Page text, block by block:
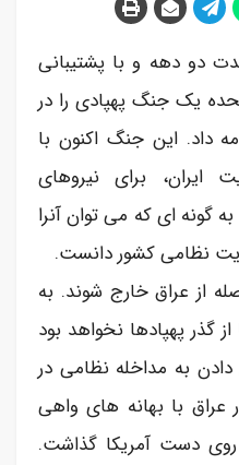
دو دهه و با پشتیبانی
یک جنگ پهپادی را در
داد. این جنگ اکنون با
ایران، برای نیروهای
گونه ای که می توان آنرا
نظامی کشور دانست.
از عراق خارج شوند. به
گذر پهپادها نخواهد بود
دادن به مداخله نظامی در
عراق با بهانه های واهی
هزینه روی دست آمریکا گذاشت.